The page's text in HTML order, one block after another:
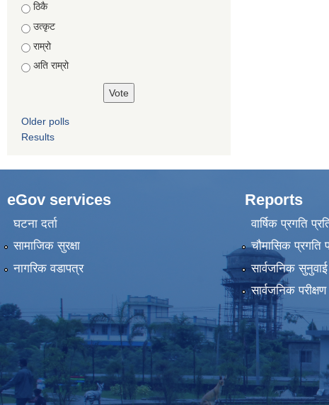
Choices
ठिकै
उत्कृट
राम्रो
अति राम्रो
Older polls
Results
eGov services
घटना दर्ता
सामाजिक सुरक्षा
नागरिक वडापत्र
Reports
वार्षिक प्रगति
चौमासिक प्रगति
सार्वजनिक सुनुवाई
सार्वजनिक परीक्षण